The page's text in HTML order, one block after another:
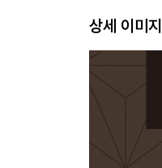
상세 이미지